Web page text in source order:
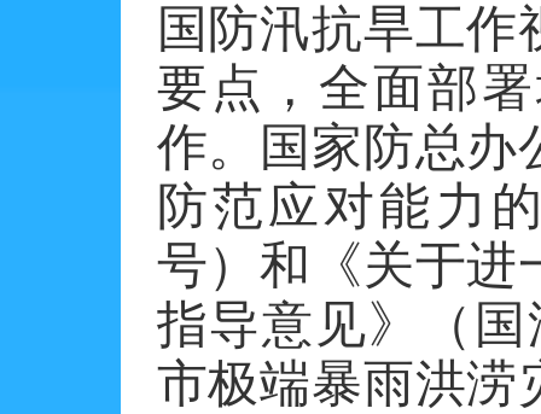
国防汛抗旱工
要点，全面部
作。国家防总办
防范应对能力
号）和《关于进
指导意见》（国
市极端暴雨洪涝